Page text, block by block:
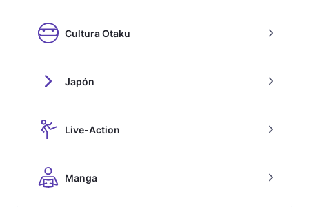
Cultura Otaku
Japón
Live-Action
Manga